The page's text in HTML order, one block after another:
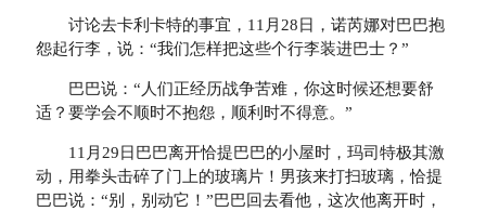
讨论去卡利卡特的事宜，11月28日，诺芮娜对巴巴抱
怨起行李，说：“我们怎样把这些个行李装进巴士？”
巴巴说：“人们正经历战争苦难，你这时候还想要舒
适？要学会不顺时不抱怨，顺利时不得意。”
11月29日巴巴离开恰提巴巴的小屋时，玛司特极其激
动，用拳头击碎了门上的玻璃片！男孩来打扫玻璃，恰提
巴巴说：“别，别动它！”巴巴回去看他，这次他离开时，